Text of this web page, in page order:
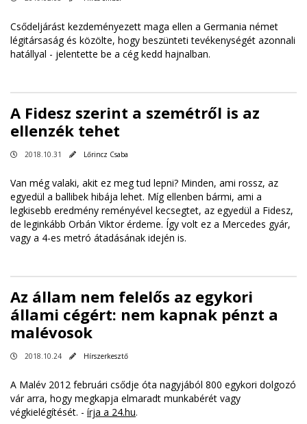
Csődeljárást kezdeményezett maga ellen a Germania német
légitársaság és közölte, hogy beszünteti tevékenységét azonnali
hatállyal - jelentette be a cég kedd hajnalban.
A Fidesz szerint a szemétről is az
ellenzék tehet
2018.10.31 Lőrincz Csaba
Van még valaki, akit ez meg tud lepni? Minden, ami rossz, az
egyedül a ballibek hibája lehet. Míg ellenben bármi, ami a
legkisebb eredmény reményével kecsegtet, az egyedül a Fidesz,
de leginkább Orbán Viktor érdeme. Így volt ez a Mercedes gyár,
vagy a 4-es metró átadásának idején is.
Az állam nem felelős az egykori
állami cégért: nem kapnak pénzt a
malévosok
2018.10.24 Hírszerkesztő
A Malév 2012 februári csődje óta nagyjából 800 egykori dolgozó
vár arra, hogy megkapja elmaradt munkabérét vagy
végkielégítését. - írja a 24.hu.